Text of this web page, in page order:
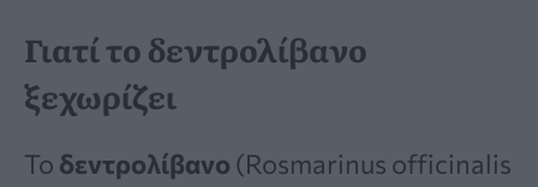
Γιατί το δεντρολίβανο
ξεχωρίζει
Το δεντρολίβανο (Rosmarinus officinalis